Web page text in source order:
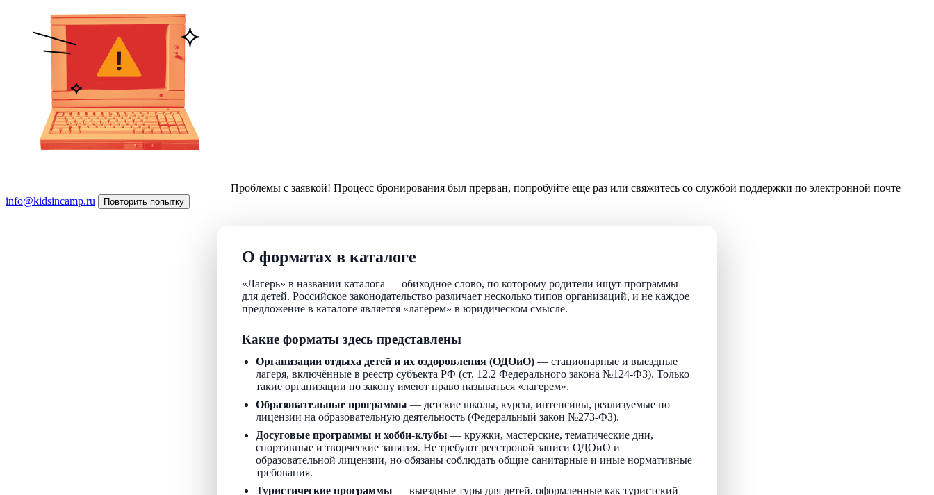
Проблемы с заявкой! Процесс бронирования был прерван, попробуйте еще раз или свяжитесь со службой поддержки по электронной почте
info@kidsincamp.ru
Повторить попытку
О форматах в каталоге
«Лагерь» в названии каталога — обиходное слово, по которому родители ищут программы
для детей. Российское законодательство различает несколько типов организаций, и не каждое
предложение в каталоге является «лагерем» в юридическом смысле.
Какие форматы здесь представлены
Организации отдыха детей и их оздоровления (ОДОиО) — стационарные и выездные
лагеря, включённые в реестр субъекта РФ (ст. 12.2 Федерального закона №124-ФЗ). Только
такие организации по закону имеют право называться «лагерем».
Образовательные программы — детские школы, курсы, интенсивы, реализуемые по
лицензии на образовательную деятельность (Федеральный закон №273-ФЗ).
Досуговые программы и хобби-клубы — кружки, мастерские, тематические дни,
спортивные и творческие занятия. Не требуют реестровой записи ОДОиО и
образовательной лицензии, но обязаны соблюдать общие санитарные и иные нормативные
требования.
Туристические программы — выездные туры для детей, оформленные как туристский